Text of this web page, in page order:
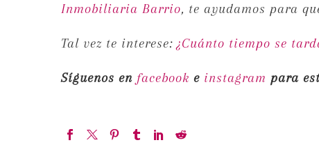
Inmobiliaria Barrio, te ayudamos para
Tal vez te interese:¿Cuánto tiempo se
Síguenos en facebook e instagram para